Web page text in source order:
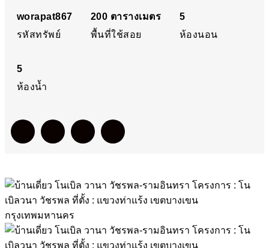
โครงการ : โนเบิลวนา
เขตบางเขน
กรุงเทพมหานคร
worapat867
รหัสทรัพย์
200 ตารางเมตร
พื้นที่ใช้สอย
5
ห้องนอน
5
ห้องน้ำ